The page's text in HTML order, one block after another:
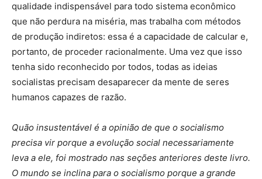
qualidade indispensável para todo sistema econômico
que não perdura na miséria, mas trabalha com métodos
de produção indiretos: essa é a capacidade de calcular e,
portanto, de proceder racionalmente. Uma vez que isso
tenha sido reconhecido por todos, todas as ideias
socialistas precisam desaparecer da mente de seres
humanos capazes de razão.
Quão insustentável é a opinião de que o socialismo
precisa vir porque a evolução social necessariamente
leva a ele, foi mostrado nas seções anteriores deste livro.
O mundo se inclina para o socialismo porque a grande